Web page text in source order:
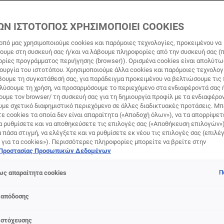
& χρωματολόγιο:
στα hair colors γνωρίζετε ήδη πως το καστανό
να παραμένει στη λίστα με τα most wanted χρώματα
ΙΣΤΟΤΟΠΟΣ ΧΡΗΣΙΜΟΠΟΙΕΙ COOKIES
μας χρησιμοποιούμε cookies και παρόμοιες τεχνολογίες, προκειμένου να
στη συσκευή σας ή/και να λάβουμε πληροφορίες από την συσκευή σας
προγράμματος περιήγησης (browser)). Ορισμένα cookies είναι
του ιστοτόπου. Χρησιμοποιούμε άλλα cookies και παρόμοιες
τη συγκατάθεσή σας, για παράδειγμα προκειμένου να βελτιώσουμε τις
τη χρήση, να προσαρμόσουμε το περιεχόμενο στα ενδιαφέροντά σας
τον browser/ τη συσκευή σας για τη δημιουργία προφίλ με τα
σχετικό διαφημιστικό περιεχόμενο σε άλλες διαδικτυακές προτάσεις.
cookies τα οποία δεν είναι απαραίτητα («Αποδοχή όλων»), να τα
ρυθμίσετε και να αποθηκεύσετε τις επιλογές σας («Αποθήκευση
πάσα στιγμή, να ελέγξετε και να ρυθμίσετε εκ νέου τις επιλογές σας
για τα cookies»). Περισσότερες πληροφορίες μπορείτε να βρείτε στην
Προσωπικών Δεδομένων
απαραίτητα cookies